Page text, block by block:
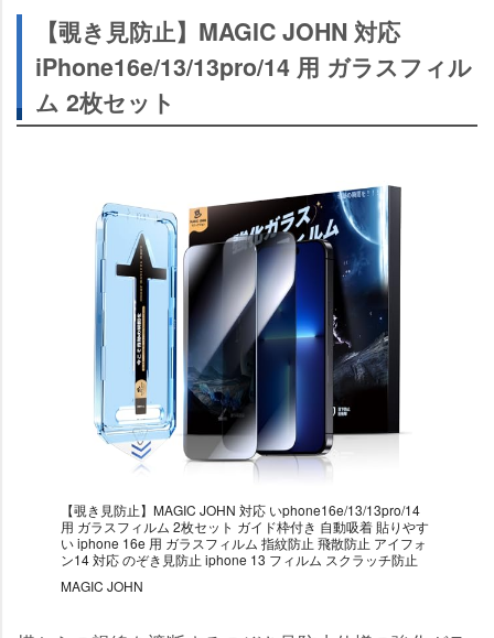
【覗き見防止】MAGIC JOHN 対応
iPhone16e/13/13pro/14 用 ガラスフィル
ム 2枚セット
【覗き見防止】MAGIC JOHN 対応 いphone16e/13/13pro/14
用 ガラスフィルム 2枚セット ガイド枠付き 自動吸着 貼りやす
い iphone 16e 用 ガラスフィルム 指紋防止 飛散防止 アイフォ
ン14 対応 のぞき見防止 iphone 13 フィルム スクラッチ防止
MAGIC JOHN